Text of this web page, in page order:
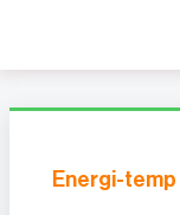
Energi-temp